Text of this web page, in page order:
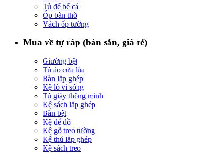
Tủ để bể cá
Ốp bàn thờ
Vách ốp tường
Mua về tự ráp (bán sẵn, giá rẻ)
Giường bệt
Tủ áo cửa lùa
Bàn lắp ghép
Kệ lò vi sóng
Tủ giày thông minh
Kệ sách lắp ghép
Bàn bệt
Kệ để đồ
Kệ gỗ treo tường
Kệ thú lắp ghép
Kệ sách treo